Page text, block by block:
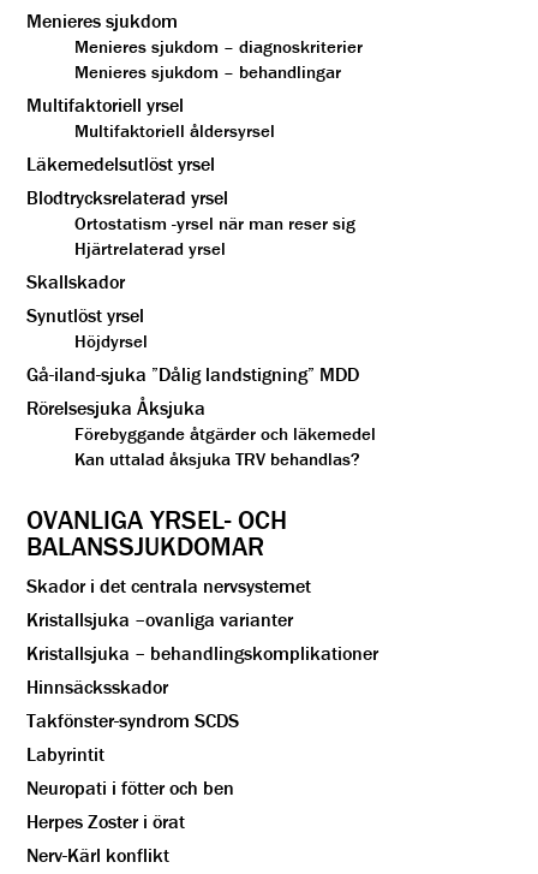
Menieres sjukdom
Menieres sjukdom – diagnoskriterier
Menieres sjukdom – behandlingar
Multifaktoriell yrsel
Multifaktoriell åldersyrsel
Läkemedelsutlöst yrsel
Blodtrycksrelaterad yrsel
Ortostatism -yrsel när man reser sig
Hjärtrelaterad yrsel
Skallskador
Synutlöst yrsel
Höjdyrsel
Gå-iland-sjuka ”Dålig landstigning” MDD
Rörelsesjuka Åksjuka
Förebyggande åtgärder och läkemedel
Kan uttalad åksjuka TRV behandlas?
OVANLIGA YRSEL- OCH
BALANSSJUKDOMAR
Skador i det centrala nervsystemet
Kristallsjuka –ovanliga varianter
Kristallsjuka – behandlingskomplikationer
Hinnsäcksskador
Takfönster-syndrom SCDS
Labyrintit
Neuropati i fötter och ben
Herpes Zoster i örat
Nerv-Kärl konflikt